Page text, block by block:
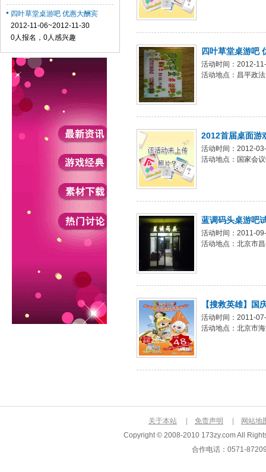
四叶草堂桌游吧 优惠大酬宾
2012-11-06~2012-11-30
0人报名，0人感兴趣
四叶草堂桌游吧
活动时间：2012-
活动地点：昌平政
2012首届桌面游
活动时间：2012-
活动地点：国家会
蓝调码头桌游吧
活动时间：2011-
活动地点：北京市
【搜救英雄】国
活动时间：2011-
活动地点：北京市
关于本站 免责声明
网站地
Copyright © 2008-2010 173zy.com All
合作电话：0571-